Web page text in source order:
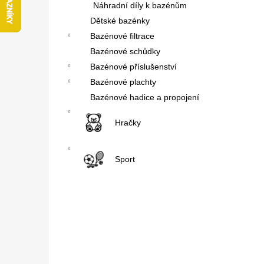
Náhradní díly k bazénům
Dětské bazénky
Bazénové filtrace
Bazénové schůdky
Bazénové příslušenství
Bazénové plachty
Bazénové hadice a propojení
Hračky
Sport